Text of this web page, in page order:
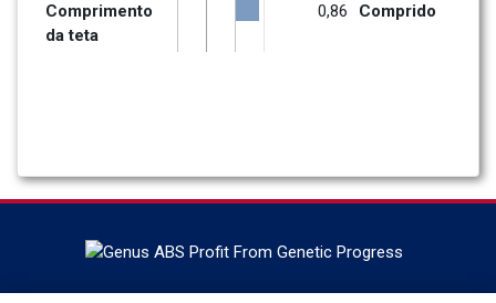
Comprimento
da teta
0,86 Comprido